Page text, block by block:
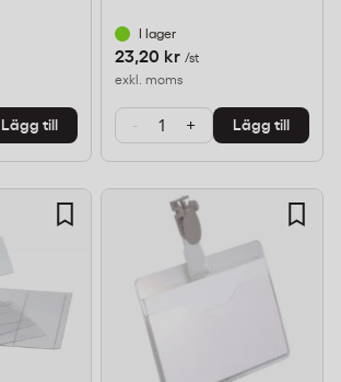
Lägg till
I lager
23,20 kr /st
exkl. moms
- + Lägg till